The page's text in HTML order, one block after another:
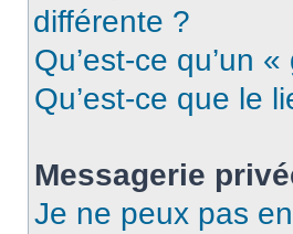
différente ?
Qu’est-ce qu’un
Qu’est-ce que le
Messagerie
Je ne peux pas